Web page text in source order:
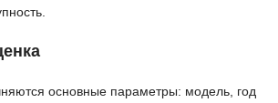
основные параметры: модель, год